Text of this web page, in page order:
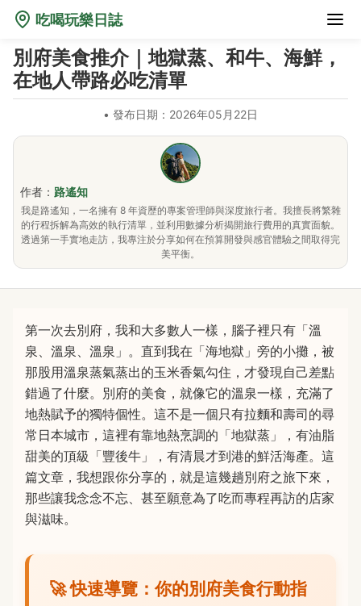
吃喝玩樂日誌
別府美食推介｜地獄蒸、和牛、海鮮，
在地人帶路必吃清單
• 發布日期：2026年05月22日
作者： 路遙知
我是路遙知，一名擁有 8 年資歷的專案管理師與深度旅行者。我擅長將繁雜
的行程拆解為高效的執行清單，並利用數據分析揭開旅行費用的真實面貌。
透過第一手實地走訪，我專注於分享如何在預算開發與感官體驗之間取得完
美平衡。
第一次去別府，我和大多數人一樣，腦子裡只有「溫
泉、溫泉、溫泉」。直到我在「海地獄」旁的小攤，被
那股用溫泉蒸氣蒸出的玉米香氣勾住，才發現自己差點
錯過了什麼。別府的美食，就像它的溫泉一樣，充滿了
地熱賦予的獨特個性。這不是一個只有拉麵和壽司的尋
常日本城市，這裡有靠地熱烹調的「地獄蒸」，有油脂
甜美的頂級「豐後牛」，有清晨才到港的鮮活海產。這
篇文章，我想跟你分享的，就是這幾趟別府之旅下來，
那些讓我念念不忘、甚至願意為了吃而專程再訪的店家
與滋味。
🚀 快速導覽：你的別府美食行動指